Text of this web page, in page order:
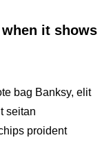
it shows
bag Banksy, elit
seitan
proident